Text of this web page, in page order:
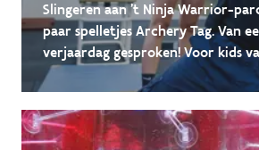
Slingeren aan 't Ninja Warrior-
paar spelletjes Archery Tag. Van
verjaardag gesproken! Voor kids